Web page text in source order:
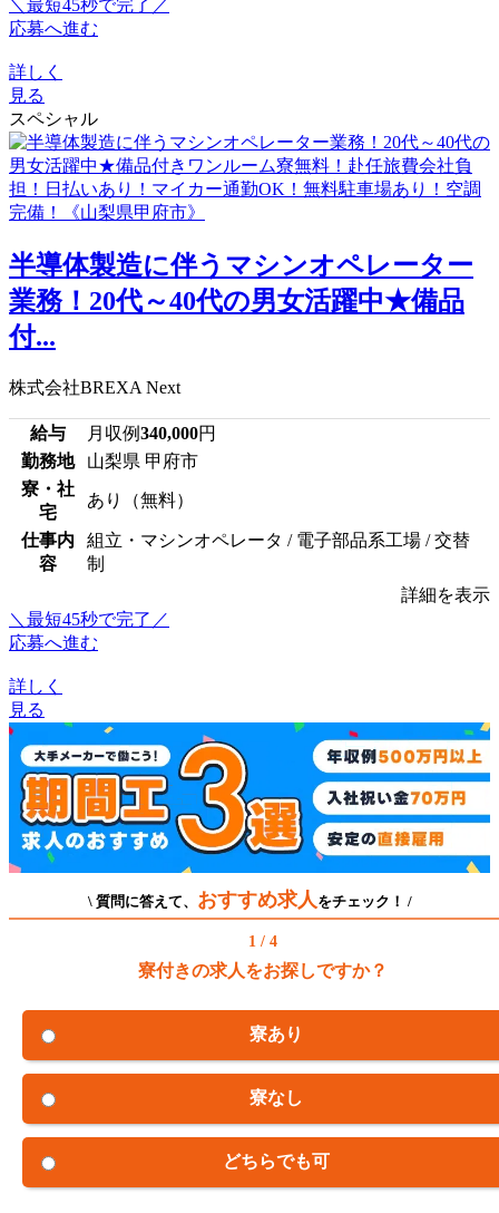
＼最短45秒で完了／
応募へ進む
詳しく
見る
スペシャル
半導体製造に伴うマシンオペレーター
業務！20代～40代の男女活躍中★備品
付...
株式会社BREXA Next
給与 月収例340,000円
勤務地
山梨県 甲府市
寮・社
宅
あり（無料）
仕事内
容
組立・マシンオペレータ / 電子部品系工場 / 交替
制
詳細を表示
＼最短45秒で完了／
応募へ進む
詳しく
見る
\ 質問に答えて、 おすすめ求人 をチェック！ /
1 / 4
寮付きの求人をお探しですか？
寮あり
寮なし
どちらでも可